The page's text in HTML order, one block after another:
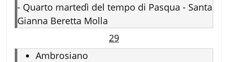
- Quarto martedì del tempo di Pasqua - Santa
Gianna Beretta Molla
29
Ambrosiano